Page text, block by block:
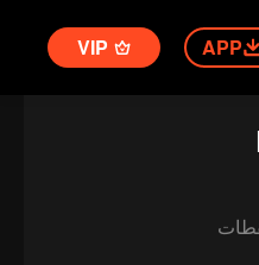
APP
VIP